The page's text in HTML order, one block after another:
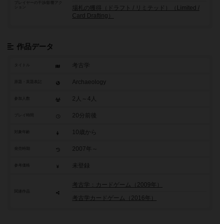
プレイヤーの干渉/影響アク
場札の獲得（ドラフト / リミテッド）（Limited /
Card Drafting）
作品データ
タイトル 考古学
Archaeology
参加人数 2人～4人
20分前後
10歳から
2007年～
参考価格 未登録
関連作品
考古学：カードゲーム（2009年）
考古学カードゲーム（2016年）